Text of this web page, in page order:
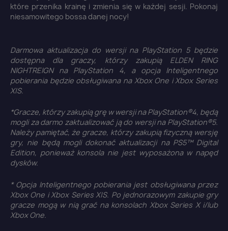
które przenika krainę i zmienia się w każdej sesji. Pokonaj
niesamowitego bossa danej nocy!
Darmowa aktualizacja do wersji na PlayStation 5 będzie
dostępna dla graczy, którzy zakupią ELDEN RING
NIGHTREIGN na PlayStation 4, a opcja Inteligentnego
pobierania będzie obsługiwana na Xbox One i Xbox Series
X|S.
*Gracze, którzy zakupią grę w wersji na PlayStation®4, będą
mogli za darmo zaktualizować ją do wersji na PlayStation®5.
Należy pamiętać, że gracze, którzy zakupią fizyczną wersję
gry, nie będą mogli dokonać aktualizacji na PS5™ Digital
Edition, ponieważ konsola nie jest wyposażona w napęd
dysków.
* Opcja Inteligentnego pobierania jest obsługiwana przez
Xbox One i Xbox Series X|S. Po jednorazowym zakupie gry
gracze mogą w nią grać na konsolach Xbox Series X i/lub
Xbox One.
Zaloguj się ×
wish list.